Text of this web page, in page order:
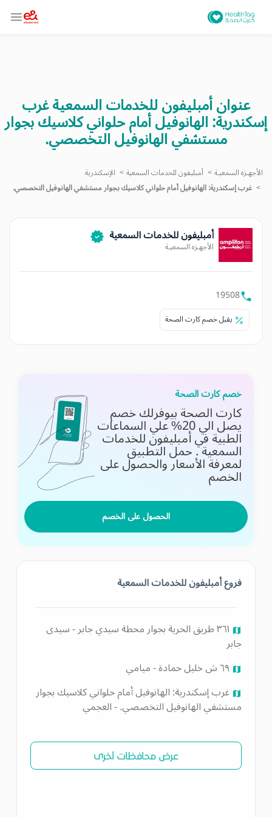
عنوان أمبليفون للخدمات السمعية غرب
إسكندرية: الهانوفيل أمام حلواني كلاسيك بجوار
مستشفي الهانوفيل التخصصي.
الأجهـزه السمعيـة أمبليفون للخدمات السمعية
الإسكندرية
غرب إسكندرية: الهانوفيل أمام حلواني كلاسيك بجوار مستشفي الهانوفيل التخصصي.
أمبليفون للخدمات السمعية
الأجهـزه السمعيـة
19508
يقبل خصم كارت الصحة
خصم كارت الصحة
كارت الصحة بيوفرلك خصم
يصل الي 20% علي السماعات
الطبية في أمبليفون للخدمات
السمعية .حمل التطبيق
لمعرفة الأسعار والحصول على
الخصم
الحصول على الخصم
فروع أمبليفون للخدمات السمعية
٣٦١ طريق الحرية بجوار محطة سيدي جابر - سيدى
جابر
غرب إسكندرية: الهانوفيل أمام حلواني كلاسيك بجوار
مستشفي الهانوفيل التخصصي. - العجمي
عرض محافظات أخرى